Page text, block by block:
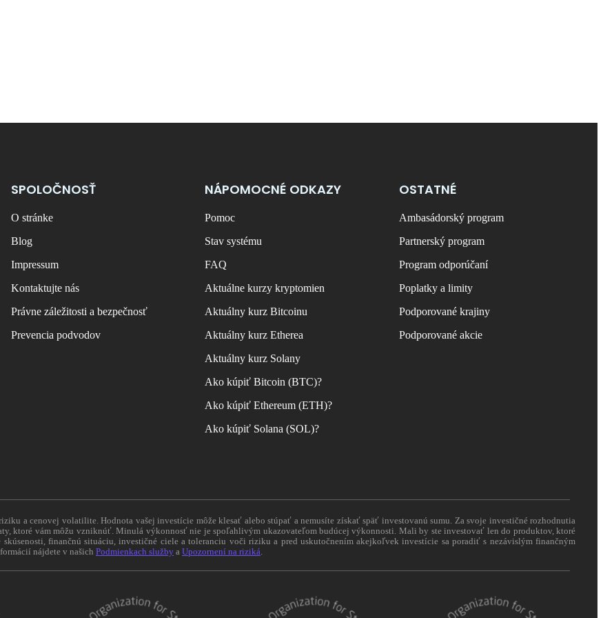
SPOLOČNOSŤ
O stránke
Blog
Impressum
Kontaktujte nás
Právne záležitosti a bezpečnosť
Prevencia podvodov
NÁPOMOCNÉ ODKAZY
Pomoc
Stav systému
FAQ
Aktuálne kurzy kryptomien
Aktuálny kurz Bitcoinu
Aktuálny kurz Etherea
Aktuálny kurz Solany
Ako kúpiť Bitcoin (BTC)?
Ako kúpiť Ethereum (ETH)?
Ako kúpiť Solana (SOL)?
OSTATNÉ
Ambasádorský program
Partnerský program
Program odporúčaní
Poplatky a limity
Podporované krajiny
Podporované akcie
a cenovej volatilite. Hodnota vašej investície môže klesať alebo stúpať a nemusíte získať späť investovanú sumu. Za svoje investičné rozhodnutia
ktoré vám môžu vzniknúť. Minulá výkonnosť nie je spoľahlivým ukazovateľom budúcej výkonnosti. Mali by ste investovať len do produktov, ktoré
finančnú situáciu, investičné ciele a toleranciu voči riziku a pred uskutočnením akejkoľvek investície sa poradiť s nezávislým finančným
nájdete v našich Podmienkach služby a Upozornení na riziká